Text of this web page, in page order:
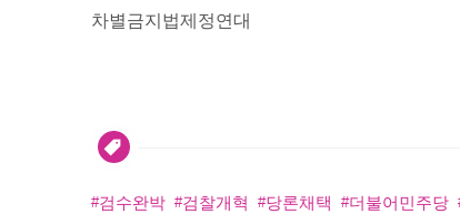
차별금지법제정연대
검수완박 검찰개혁 당론채택 더불어민주당